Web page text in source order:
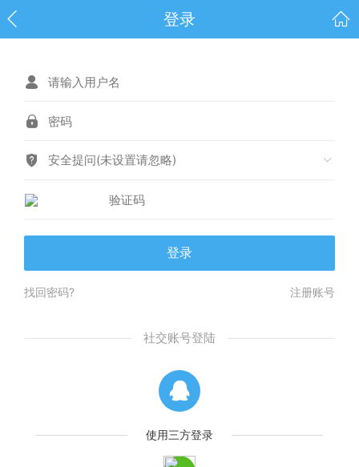
登录
安全提问(未设置请忽略)
登录
找回密码? 注册账号
社交账号登陆
使用三方登录